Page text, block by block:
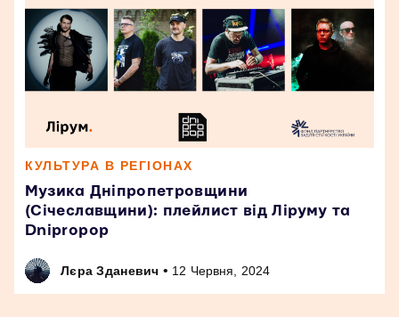
КУЛЬТУРА В РЕГІОНАХ
Музика Дніпропетровщини
(Січеславщини): плейлист від Ліруму та
Dnipropop
Лєра Зданевич • 12 Червня, 2024